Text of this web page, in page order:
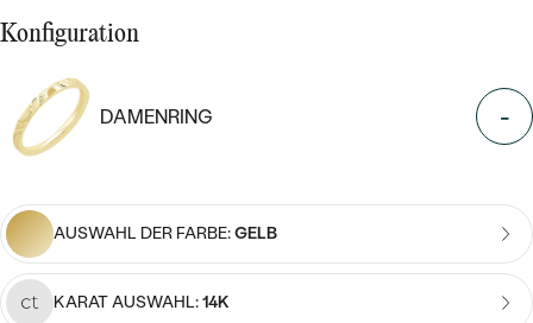
LUXURIÖSE
MIT DIAMANT
MIT LAB GROWN DIAMANT
MIT MOISSANIT
MIT FARBIGEN DIAMANTEN
MIT SCHWARZEN DIAMANTEN
NACH MATERIAL
GOLD
SILBER
NACH STEIN
DIAMANTSCHMUCK
MIT EDELSTEIN
PERLENOHRRINGE
PREISWERTE
LUXURIÖSE
NACH EDELSTEIN
MIT DIAMANT
PERLENKETTEN
NACH PREIS
MIT DIAMANT
MIT EDELSTEIN
PERLENRINGE
NACH PREIS
PREISWERTE
Konfiguration
DAMENRING -
AUSWAHL DER FARBE:GELB
KARAT AUSWAHL:14K